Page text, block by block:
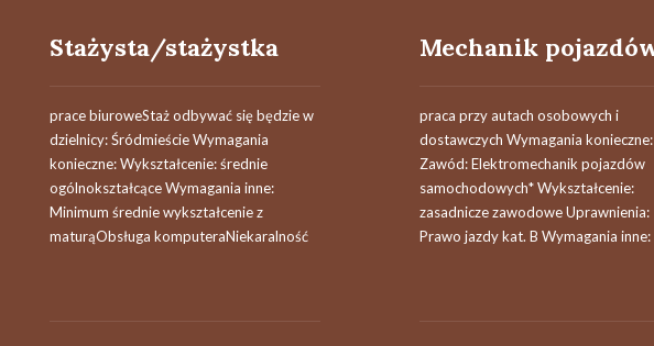
Stażysta/stażystka
prace biuroweStaż odbywać się będzie w
dzielnicy: Śródmieście Wymagania
konieczne: Wykształcenie: średnie
ogólnokształcące Wymagania inne:
Minimum średnie wykształcenie z
maturąObsługa komputeraNiekaralność
praca przy autach osobowych i
dostawczych Wymagania konieczne:
Zawód: Elektromechanik pojazdów
samochodowych* Wykształcenie:
zasadnicze zawodowe Uprawnienia:
Prawo jazdy kat. B Wymagania inne: